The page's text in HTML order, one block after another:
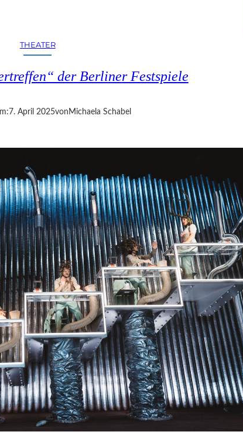
A
B
R
K
O
N
N
T
E
E
S
N
I
C
H
T
W
E
R
D
E
N
THEATER
der Berliner Festspiele
7. April 2025von Michaela Schabel